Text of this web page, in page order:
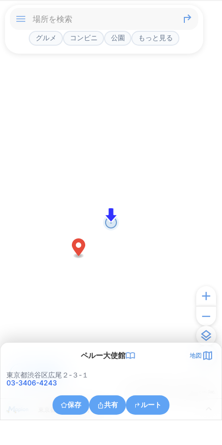
グルメ コンビニ 公園 もっと見る
ペルー大使館 地図
東京都渋谷区広尾２-３-１
03-3406-4243
保存 共有 ルート
東京都港区赤坂６丁目５
アプリで見る